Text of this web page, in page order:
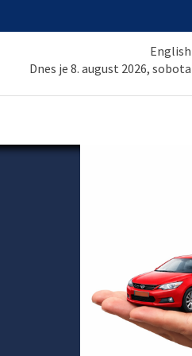
English
Dnes je 8. august 2026, sobota